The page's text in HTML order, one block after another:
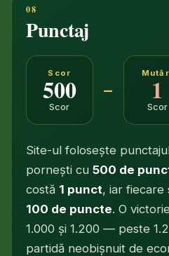
Punctaj
Scor
500
Scor
− 1
Scor
Site-ul folosește
pornești cu 500 de
costă 1 punct, iar fiecare
100 de puncte. O
1.000 și 1.200 — peste
partidă neobișnuit de